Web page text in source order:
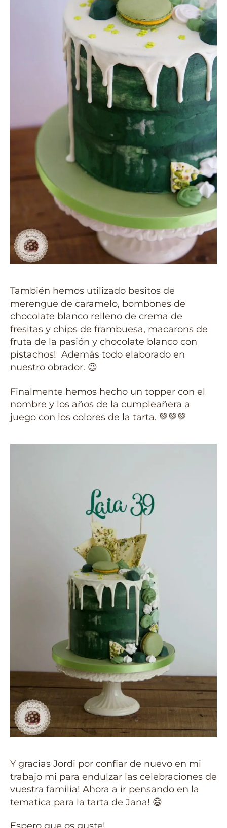
También hemos utilizado besitos de
merengue de caramelo, bombones de
chocolate blanco relleno de crema de
fresitas y chips de frambuesa, macarons de
fruta de la pasión y chocolate blanco con
pistachos! Además todo elaborado en
nuestro obrador. 😉
Finalmente hemos hecho un topper con el
nombre y los años de la cumpleañera a
juego con los colores de la tarta. 💚💚💚
Y gracias Jordi por confiar de nuevo en mi
trabajo mi para endulzar las celebraciones de
vuestra familia! Ahora a ir pensando en la
tematica para la tarta de Jana! 😄